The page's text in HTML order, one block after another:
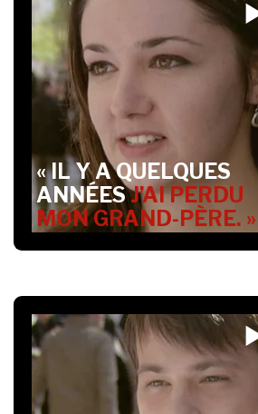
« IL Y A QUELQUES
ANNÉESJ’AI PERDU
MON GRAND-PÈRE. »